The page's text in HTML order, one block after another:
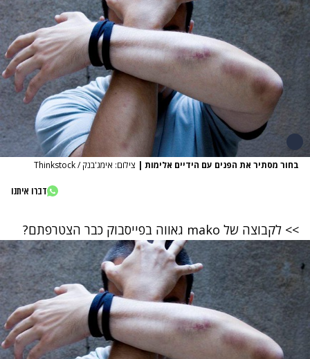
בחור מסתיר את הפנים עם הידיים אלימות | צילום: אימג'בנק / Thinkstock
דברו איתנו
>> לקבוצה של mako גאווה בפייסבוק כבר הצטרפתם?